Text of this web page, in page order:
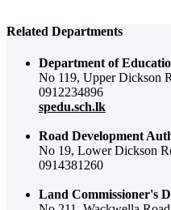
Related Departments
Department of
No 119, Upper Dickson
0912234896
spedu.sch.lk
Road Development
No 19, Lower Dickson
0914381260
Land Commissioner's